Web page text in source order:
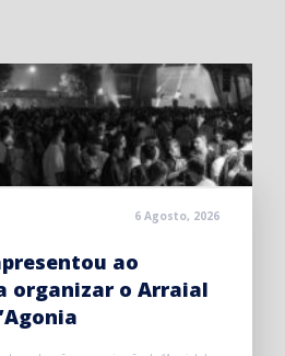
6 Agosto, 2026
ao
organizar o Arraial